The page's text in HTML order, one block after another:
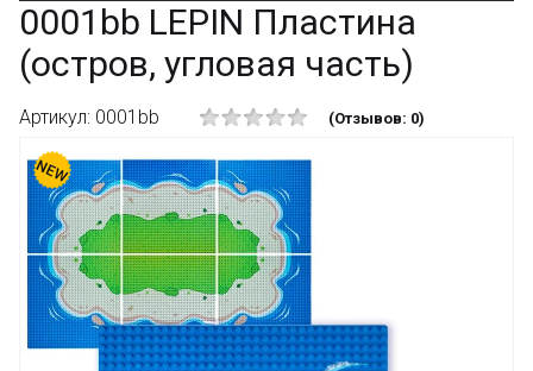
0001bb LEPIN Пластина
(остров, угловая часть)
Артикул: 0001bb (Отзывов: 0)